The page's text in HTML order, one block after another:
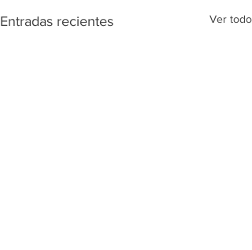
Entradas recientes Ver todo